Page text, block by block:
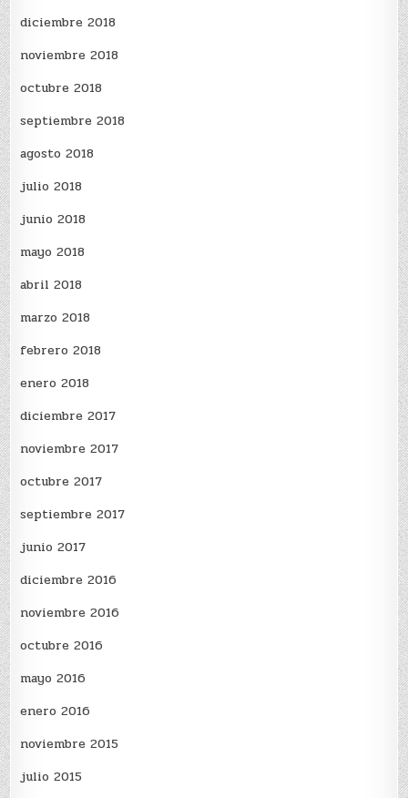
diciembre 2018
noviembre 2018
octubre 2018
septiembre 2018
agosto 2018
julio 2018
junio 2018
mayo 2018
abril 2018
marzo 2018
febrero 2018
enero 2018
diciembre 2017
noviembre 2017
octubre 2017
septiembre 2017
junio 2017
diciembre 2016
noviembre 2016
octubre 2016
mayo 2016
enero 2016
noviembre 2015
julio 2015